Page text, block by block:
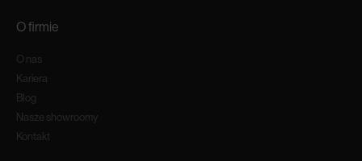
O firmie
O nas
Kariera
Blog
Nasze showroomy
Kontakt